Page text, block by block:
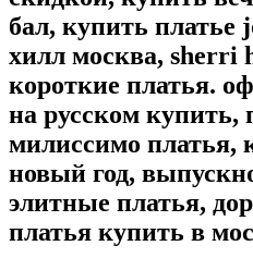
бал, купить платье
хилл москва, sherri
короткие платья.
на русском купить,
милиссимо платья,
новый год,
элитные платья,
платья купить в